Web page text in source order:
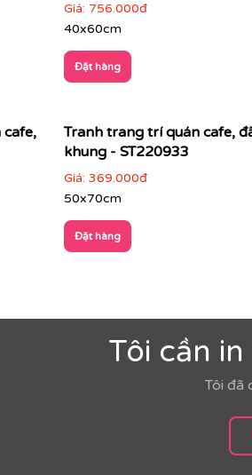
Giá: 756.000đ
40x60cm
Đặt hàng
Tranh trang trí quán cafe,
khung - ST220933
Giá: 369.000đ
50x70cm
Đặt hàng
Tôi cần
Tôi đã